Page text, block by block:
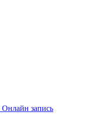
Онлайн запись